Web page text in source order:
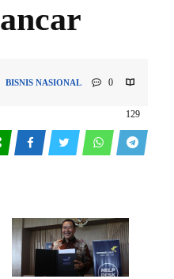
BISNIS NASIONAL 0
129